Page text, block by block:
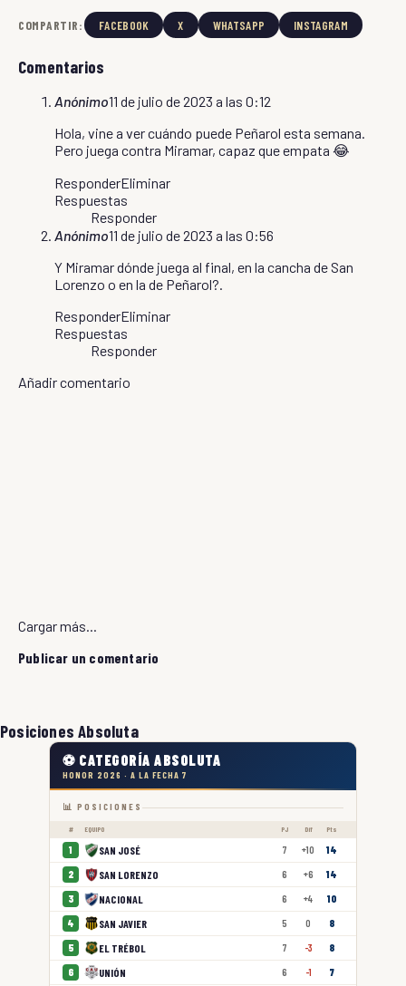
COMPARTIR: FACEBOOK X WHATSAPP INSTAGRAM
Comentarios
Anónimo11 de julio de 2023 a las 0:12
Hola, vine a ver cuándo puede Peñarol esta semana.
Pero juega contra Miramar, capaz que empata 😂
ResponderEliminar
Respuestas
Responder
Anónimo11 de julio de 2023 a las 0:56
Y Miramar dónde juega al final, en la cancha de San
Lorenzo o en la de Peñarol?.
ResponderEliminar
Respuestas
Responder
Añadir comentario
Cargar más...
Publicar un comentario
Posiciones Absoluta
⚽ CATEGORÍA ABSOLUTA
HONOR 2026 · A LA FECHA 7
📊 POSICIONES
# EQUIPO PJ Dif Pts
1 SAN JOSÉ 7 +10 14
2 SAN LORENZO 6 +6 14
3 NACIONAL 6 +4 10
4 SAN JAVIER 5 0 8
5 EL TRÉBOL 7 -3 8
6 UNIÓN 6 -1 7